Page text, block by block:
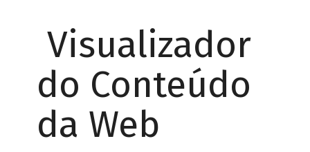
Visualizador
do Conteúdo
da Web